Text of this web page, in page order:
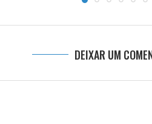
DEIXAR UM